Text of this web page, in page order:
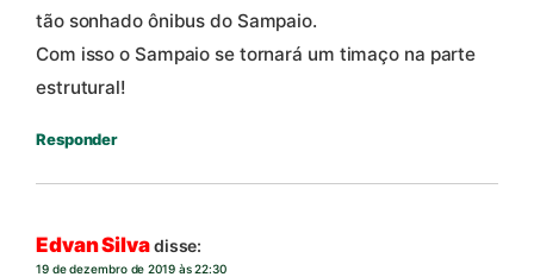
tão sonhado ônibus do Sampaio.
Com isso o Sampaio se tornará um timaço na parte
estrutural!
Responder
Edvan Silvadisse:
19 de dezembro de 2019 às 22:30